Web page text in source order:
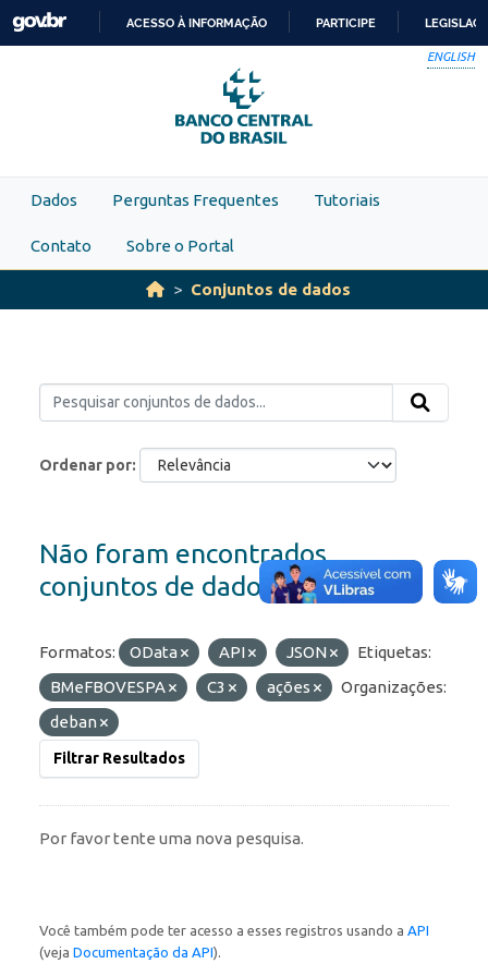
Skip to main content
PARA
O
CONTEÚDO
ACESSO À INFORMAÇÃO PARTICIPE
ENGLISH
Dados Perguntas Frequentes Tutoriais
Contato Sobre o Portal
Conjuntos de dados
Ordenar por
Não foram encontrados
conjuntos de dados
Formatos: OData API JSON
Etiquetas:
BMeFBOVESPA
C3 ações
Organizações:
deban
Filtrar Resultados
Por favor tente uma nova pesquisa.
Você também pode ter acesso a esses registros usando a API
(veja Documentação da API).